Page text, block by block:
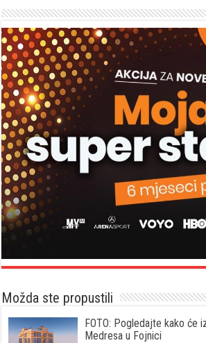
Možda ste propustili
FOTO: Pogledajte kako će
Medresa u Fojnici